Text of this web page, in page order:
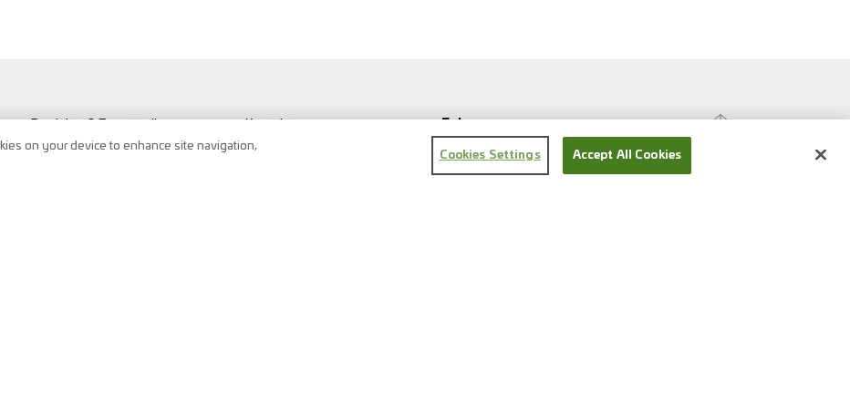
Werkstatt & Fahrzeuge
Suche
Folge uns
on your device to enhance site navigation,
Cookies Settings Accept All Cookies